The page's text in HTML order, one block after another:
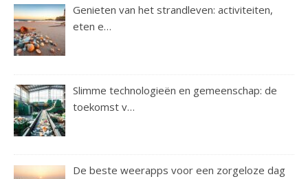
Genieten van het strandleven: activiteiten,
eten e…
Slimme technologieën en gemeenschap: de
toekomst v…
De beste weerapps voor een zorgeloze dag